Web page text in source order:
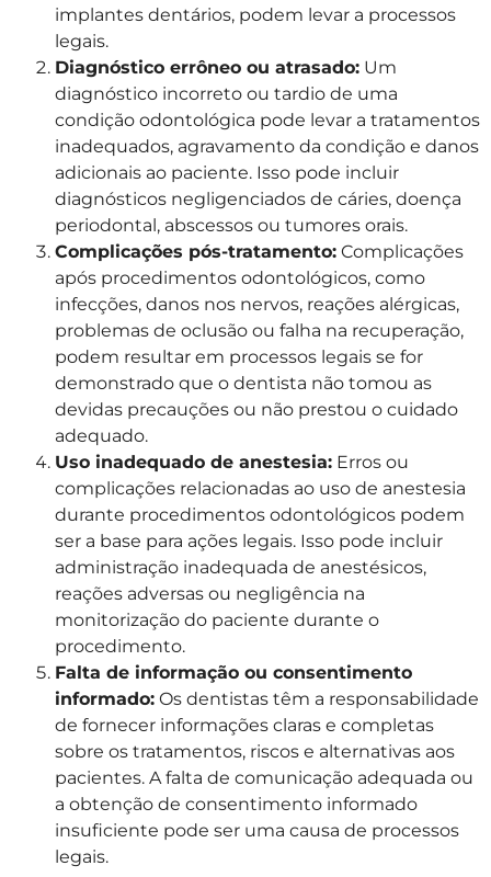
implantes dentários, podem levar a processos
legais.
Diagnóstico errôneo ou atrasado: Um
diagnóstico incorreto ou tardio de uma
condição odontológica pode levar a tratamentos
inadequados, agravamento da condição e danos
adicionais ao paciente. Isso pode incluir
diagnósticos negligenciados de cáries, doença
periodontal, abscessos ou tumores orais.
Complicações pós-tratamento: Complicações
após procedimentos odontológicos, como
infecções, danos nos nervos, reações alérgicas,
problemas de oclusão ou falha na recuperação,
podem resultar em processos legais se for
demonstrado que o dentista não tomou as
devidas precauções ou não prestou o cuidado
adequado.
Uso inadequado de anestesia: Erros ou
complicações relacionadas ao uso de anestesia
durante procedimentos odontológicos podem
ser a base para ações legais. Isso pode incluir
administração inadequada de anestésicos,
reações adversas ou negligência na
monitorização do paciente durante o
procedimento.
Falta de informação ou consentimento
informado: Os dentistas têm a responsabilidade
de fornecer informações claras e completas
sobre os tratamentos, riscos e alternativas aos
pacientes. A falta de comunicação adequada ou
a obtenção de consentimento informado
insuficiente pode ser uma causa de processos
legais.